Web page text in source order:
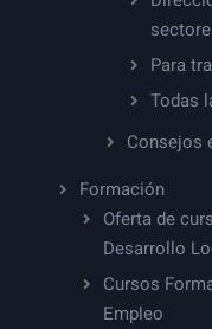
Para
Todas
Consejos
Formación
Oferta de
Desarrollo
Cursos
Empleo